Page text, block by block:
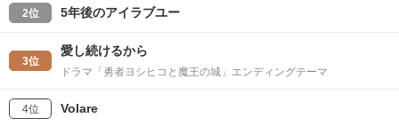
2位 5年後のアイラブユー
3位
愛し続けるから
ドラマ「勇者ヨシヒコと魔王の城」エンディングテーマ
4位 Volare